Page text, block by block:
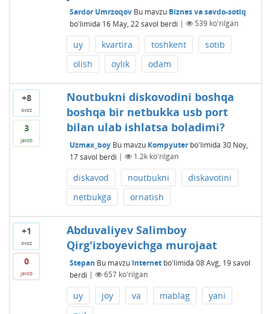
Sardor Umrzoqov Bu mavzu Biznes va savdo-sotiq
bo'limida 16 May, 22 savol berdi | 539ko'rilgan
uy kvartira toshkent
sotib
olish
oylik odam
+8
ovoz
3
javob
Noutbukni diskovodini boshqa
boshqa bir netbukka usb port
bilan ulab ishlatsa boladimi?
Uzmax_boy Bu mavzu Kompyuterbo'limida 30 Noy,
17 savol berdi | 1.2kko'rilgan
diskavod noutbukni
diskavotini
netbukga
ornatish
+1
ovoz
0
javob
Abduvaliyev Salimboy
Qirg'izboyevichga murojaat
Stepan Bu mavzu Internetbo'limida 08 Avg, 19 savol
berdi | 657ko'rilgan
uy joy va mablag
yani